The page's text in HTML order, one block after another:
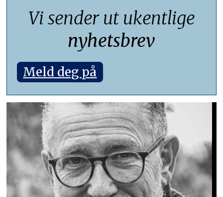
Vi sender ut ukentlige
nyhetsbrev
Meld deg på